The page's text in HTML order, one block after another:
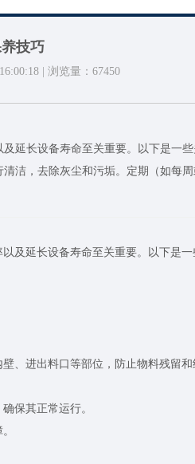
技巧
| 浏览量： 67450
延长设备寿命至关重要。以下是一
洁，去除灰尘和污垢。定期（如每
延长设备寿命至关重要。以下是一
进出料口等部位，防止物料残留和
保其正常运行。